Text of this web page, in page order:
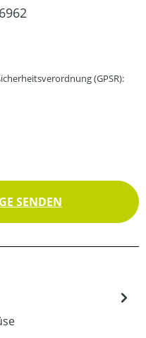
(GPSR):
SENDEN